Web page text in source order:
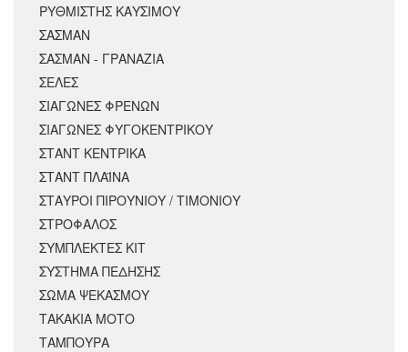
ΡΥΘΜΙΣΤΗΣ ΚΑΥΣΙΜΟΥ
ΣΑΣΜΑΝ
ΣΑΣΜΑΝ - ΓΡΑΝΑΖΙΑ
ΣΕΛΕΣ
ΣΙΑΓΩΝΕΣ ΦΡΕΝΩΝ
ΣΙΑΓΩΝΕΣ ΦΥΓΟΚΕΝΤΡΙΚΟΥ
ΣΤΑΝΤ ΚΕΝΤΡΙΚΑ
ΣΤΑΝΤ ΠΛΑΪΝΑ
ΣΤΑΥΡΟΙ ΠΙΡΟΥΝΙΟΥ / ΤΙΜΟΝΙΟΥ
ΣΤΡΟΦΑΛΟΣ
ΣΥΜΠΛΕΚΤΕΣ ΚΙΤ
ΣΥΣΤΗΜΑ ΠΕΔΗΣΗΣ
ΣΩΜΑ ΨΕΚΑΣΜΟΥ
ΤΑΚΑΚΙΑ ΜΟΤΟ
ΤΑΜΠΟΥΡΑ